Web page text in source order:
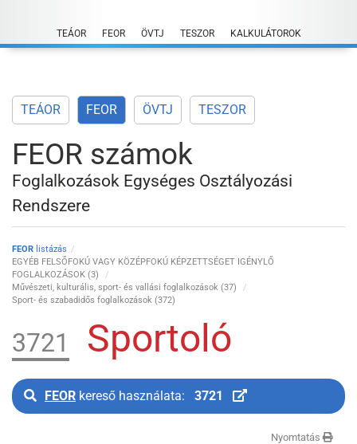
content
TEÁOR FEOR ÖVTJ TESZOR KALKULÁTOROK
TEÁOR FEOR ÖVTJ TESZOR
FEOR számok
Foglalkozások Egységes Osztályozási
Rendszere
FEOR listázás
EGYÉB FELSŐFOKÚ VAGY KÖZÉPFOKÚ KÉPZETTSÉGET IGÉNYLŐ
FOGLALKOZÁSOK (3)
Művészeti, kulturális, sport- és vallási foglalkozások (37)
Sport- és szabadidős foglalkozások (372)
3721 Sportoló
FEOR kereső használata: 3721
Nyomtatás